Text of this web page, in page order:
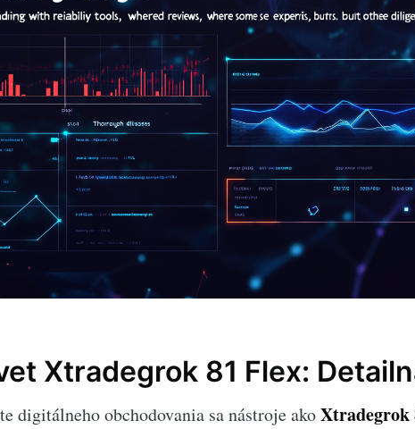
Xtradegrok 81 Flex:
digitálneho obchodovania sa nástroje akoXtradegrok